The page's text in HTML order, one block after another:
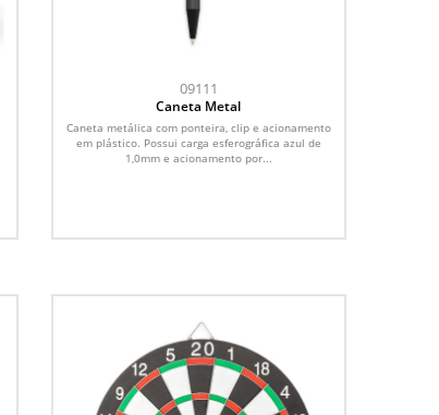
09111
Caneta Metal
Caneta metálica com ponteira, clip e acionamento
em plástico. Possui carga esferográfica azul de
1,0mm e acionamento por...